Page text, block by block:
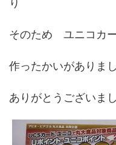
り
そのため ユニコカ
作ったかいがありま
ありがとうございまし